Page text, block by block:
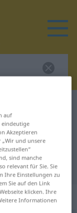
für
auf
eindeutige
Akzeptieren
und unsere
sind manche
relevant für Sie. Sie
Ihre Einstellungen zu
Sie auf den Link
klicken. Ihre
Informationen